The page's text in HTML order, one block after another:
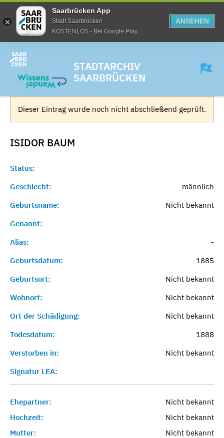
Saarbrücken App
Stadt Saarbrücken
KOSTENLOS - Bei Google Play
ANSEHEN
STADTARCHIV
SAARBRÜCKEN
Dieser Eintrag wurde noch nicht abschließend geprüft.
ISIDOR BAUM
Status:
Geschlecht:
männlich
Geburtsname:
Nicht bekannt
Genannt:
-
Alias:
-
Geburtsdatum:
1885
Geburtsort:
Nicht bekannt
Wohnort:
Nicht bekannt
Ort der Schädigung:
Nicht bekannt
Todesdatum:
1888
Verstorben in:
Nicht bekannt
Signatur LEA:
Ehepartner:
Nicht bekannt
Hochzeit:
Nicht bekannt
Mutter:
Nicht bekannt